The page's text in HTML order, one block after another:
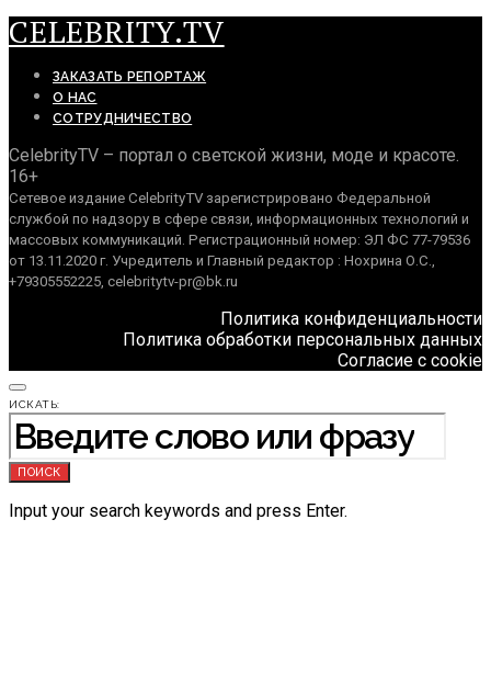
CELEBRITY.TV
ЗАКАЗАТЬ РЕПОРТАЖ
О НАС
СОТРУДНИЧЕСТВО
CelebrityTV – портал о светской жизни, моде и красоте.
16+
Сетевое издание CelebrityTV зарегистрировано Федеральной
службой по надзору в сфере связи, информационных технологий и
массовых коммуникаций. Регистрационный номер: ЭЛ ФС 77-79536
от 13.11.2020 г. Учредитель и Главный редактор : Нохрина О.С.,
+79305552225, celebritytv-pr@bk.ru
Политика конфиденциальности
Политика обработки персональных данных
Согласие с cookie
ИСКАТЬ:
ПОИСК
Input your search keywords and press Enter.